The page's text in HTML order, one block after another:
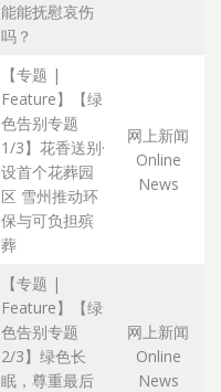
能能抚慰哀伤
吗？
【专题 |
Feature】【绿
色告别专题
1/3】花香送别·
设首个花葬园
区 雪州推动环
保与可负担殡
葬
网上新闻
Online
News
【专题 |
Feature】【绿
色告别专题
2/3】绿色长
眠，尊重最后
网上新闻
Online
News